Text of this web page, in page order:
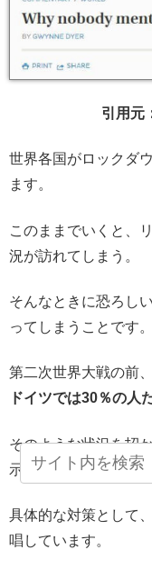
引用元
世界各国がロックダ
ます。
このままでいくと、
況が訪れてしまう。
そんなときに恐ろし
ってしまうことです。
第二次世界大戦の前
ドイツでは30％の人
そのような状況を招
示唆している記事です
具体的な対策として、
唱しています。